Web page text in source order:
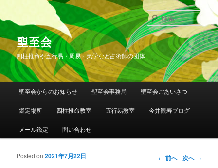
聖至会
四柱推命や五行易・周易・気学など占術師の団体
索
メインメニュー
メインコンテンツへ移動
サブコンテンツへ移動
聖至会からのお知らせ 聖至会事務局 聖至会ごあいさつ
鑑定場所 四柱推命教室 五行易教室 今井観寿ブログ
メール鑑定 問い合わせ
投稿ナビゲー
← 前へ 次へ→
Posted on2021年7月22日